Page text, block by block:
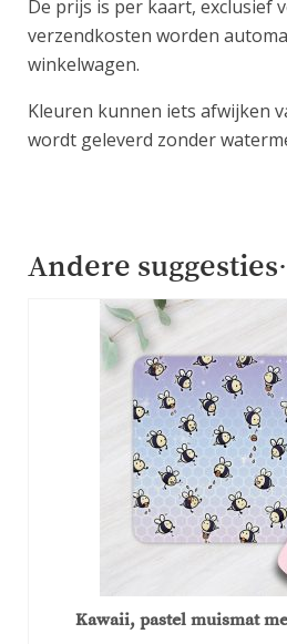
De prijs is per kaart, exclusief
verzendkosten worden
winkelwagen.
Kleuren kunnen iets afwijken
wordt geleverd zonder
Andere
Kawaii, pastel muismat